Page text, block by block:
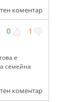
коментар
0 1
е
семейна
коментар